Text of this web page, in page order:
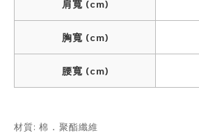
肩寬 (cm)
胸寬 (cm)
腰寬 (cm)
材質: 棉 ． 聚酯纖維